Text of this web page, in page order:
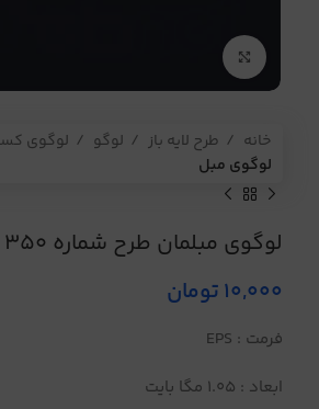
خانه طرح لایه باز لوگو
لوگوی
لوگوی مبل
لوگوی مبلمان طرح شماره 350
10,000تومان
فرمت : EPS
ابعاد : 1.05 مگا بایت